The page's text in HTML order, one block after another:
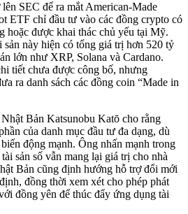
SEC để ra mắt American-Made
ETF chỉ đầu tư vào các đồng crypto có
hoặc được khai thác chủ yếu tại Mỹ.
sản này hiện có tổng giá trị hơn 520 tỷ
lớn như XRP, Solana và Cardano.
tiết chưa được công bố, nhưng
ra danh sách các đồng coin “Made in
Bản Katsunobu Katō cho rằng
của danh mục đầu tư đa dạng, dù
động mạnh. Ông nhấn mạnh trong
sản số vẫn mang lại giá trị cho nhà
Bản cũng định hướng hỗ trợ đổi mới
đồng thời xem xét cho phép phát
đồng yên để thúc đẩy ứng dụng tài